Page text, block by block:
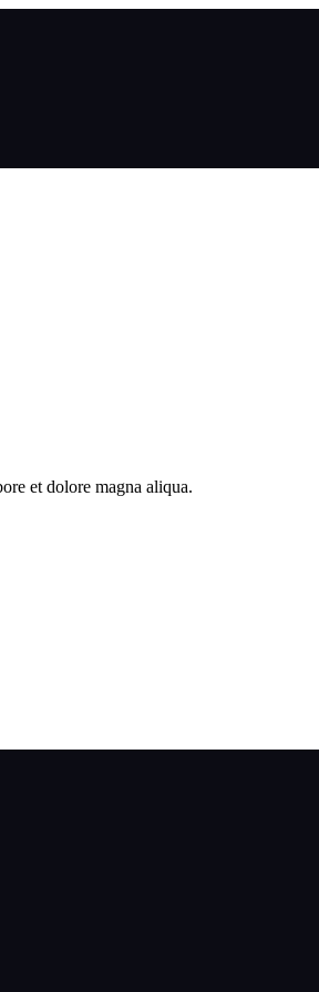
et dolore magna aliqua.